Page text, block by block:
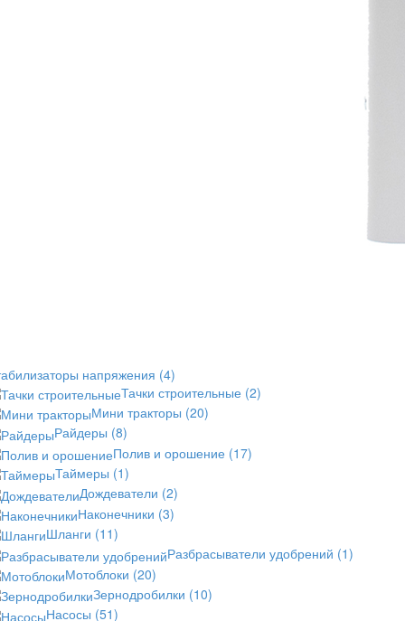
напряжения (4)
Тачки строительные (2)
Мини тракторы (20)
Райдеры (8)
Полив и орошение (17)
Таймеры (1)
Дождеватели (2)
Наконечники (3)
Шланги (11)
Разбрасыватели удобрений (1)
Мотоблоки (20)
Зернодробилки (10)
Насосы (51)